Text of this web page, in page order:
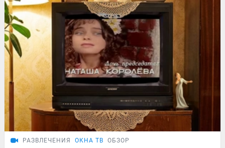
РАЗВЛЕЧЕНИЯ ОКНА ТВ ОБЗОР